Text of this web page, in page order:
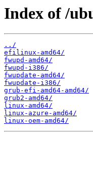
Index of /
../
efilinux-amd64/
fwupd-amd64/
fwupd-i386/
fwupdate-amd64/
fwupdate-i386/
grub-efi-amd64-amd64/
grub2-amd64/
linux-amd64/
linux-azure-amd64/
linux-oem-amd64/